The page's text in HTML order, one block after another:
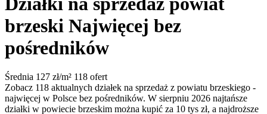
brzeski Najwięcej bez
pośredników
Średnia 127 zł/m² 118 ofert
Zobacz 118 aktualnych działek na sprzedaż z powiatu brzeskiego -
najwięcej w Polsce bez pośredników. W sierpniu 2026 najtańsze
działki w powiecie brzeskim można kupić za 10 tys zł, a najdroższe